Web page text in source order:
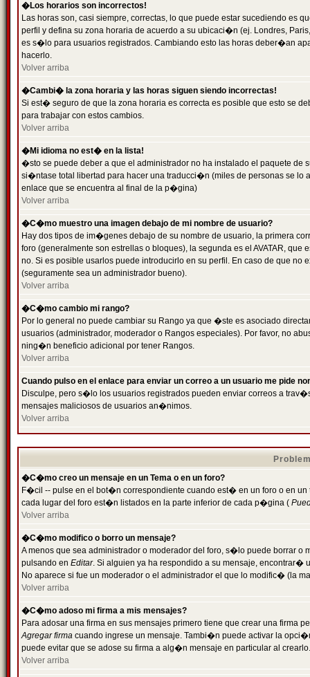
�Los horarios son incorrectos!
Las horas son, casi siempre, correctas, lo que puede estar sucediendo es
perfil y defina su zona horaria de acuerdo a su ubicaci�n (ej. Londres,
es s�lo para usuarios registrados. Cambiando esto las horas deber�an
hacerlo.
Volver arriba
�Cambi� la zona horaria y las horas siguen siendo incorrectas!
Si est� seguro de que la zona horaria es correcta es posible que esto se
para trabajar con estos cambios.
Volver arriba
�Mi idioma no est� en la lista!
�sto se puede deber a que el administrador no ha instalado el paquete
si�ntase total libertad para hacer una traducci�n (miles de personas se
enlace que se encuentra al final de la p�gina)
Volver arriba
�C�mo muestro una imagen debajo de mi nombre de usuario?
Hay dos tipos de im�genes debajo de su nombre de usuario, la primera
foro (generalmente son estrellas o bloques), la segunda es el AVATAR,
no. Si es posible usarlos puede introducirlo en su perfil. En caso de que
(seguramente sea un administrador bueno).
Volver arriba
�C�mo cambio mi rango?
Por lo general no puede cambiar su Rango ya que �ste es asociado
usuarios (administrador, moderador o Rangos especiales). Por favor, no
ning�n beneficio adicional por tener Rangos.
Volver arriba
Cuando pulso en el enlace para enviar un correo a un usuario me pide
Disculpe, pero s�lo los usuarios registrados pueden enviar correos a
mensajes maliciosos de usuarios an�nimos.
Volver arriba
�C�mo creo un mensaje en un Tema o en un foro?
F�cil -- pulse en el bot�n correspondiente cuando est� en un foro o en
cada lugar del foro est�n listados en la parte inferior de cada p�gina (
Volver arriba
�C�mo modifico o borro un mensaje?
A menos que sea administrador o moderador del foro, s�lo puede borrar o
pulsando en Editar. Si alguien ya ha respondido a su mensaje, encontrar�
No aparece si fue un moderador o el administrador el que lo modific� (la
Volver arriba
�C�mo adoso mi firma a mis mensajes?
Para adosar una firma en sus mensajes primero tiene que crear una firma
Agregar firma cuando ingrese un mensaje. Tambi�n puede activar la
puede evitar que se adose su firma a alg�n mensaje en particular al crearlo.
Volver arriba